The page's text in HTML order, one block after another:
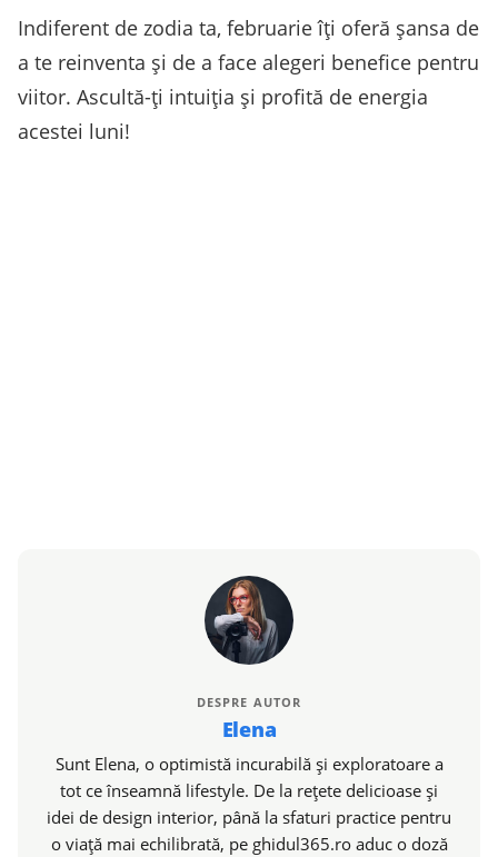
Indiferent de zodia ta, februarie îți oferă șansa de
a te reinventa și de a face alegeri benefice pentru
viitor. Ascultă-ți intuiția și profită de energia
acestei luni!
DESPRE AUTOR
Elena
Sunt Elena, o optimistă incurabilă și exploratoare a
tot ce înseamnă lifestyle. De la rețete delicioase și
idei de design interior, până la sfaturi practice pentru
o viață mai echilibrată, pe ghidul365.ro aduc o doză